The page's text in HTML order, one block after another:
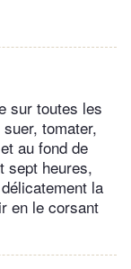
sur toutes les
tomater,
au fond de
sept heures,
la
en le corsant